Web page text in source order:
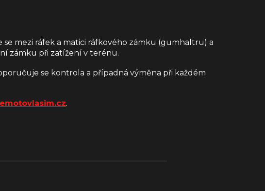
se mezi ráfek a matici ráfkového zámku (gumhaltru) a
zámku při zatížení v terénu.
se kontrola a případná výměna při každém
.